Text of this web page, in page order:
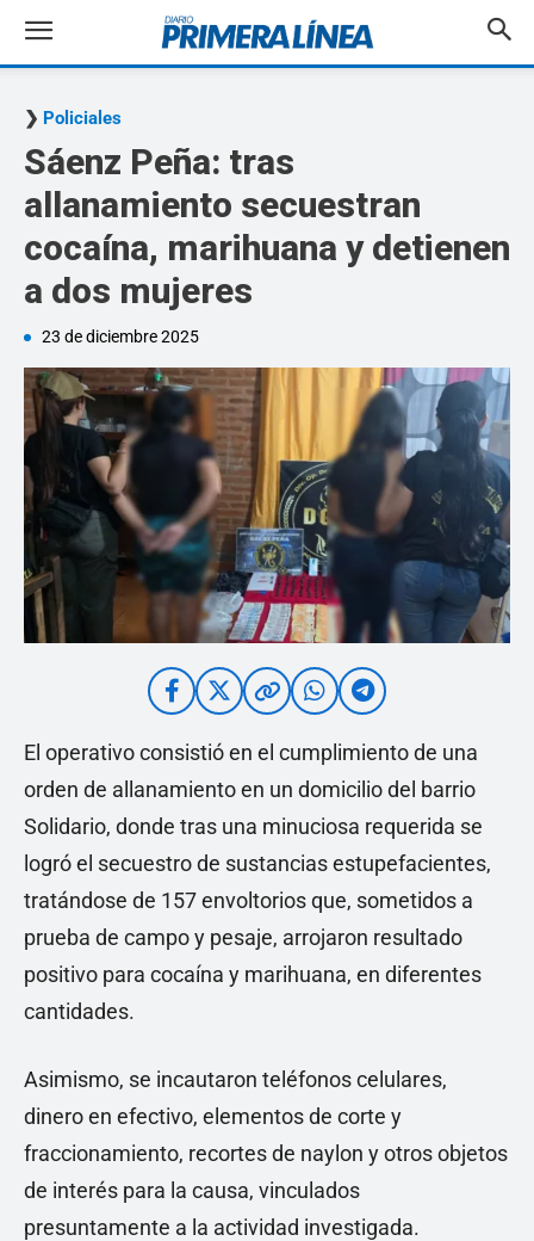
Policiales
Sáenz Peña: tras
allanamiento secuestran
cocaína, marihuana y detienen
a dos mujeres
23 de diciembre 2025
El operativo consistió en el cumplimiento de una
orden de allanamiento en un domicilio del barrio
Solidario, donde tras una minuciosa requerida se
logró el secuestro de sustancias estupefacientes,
tratándose de 157 envoltorios que, sometidos a
prueba de campo y pesaje, arrojaron resultado
positivo para cocaína y marihuana, en diferentes
cantidades.
Asimismo, se incautaron teléfonos celulares,
dinero en efectivo, elementos de corte y
fraccionamiento, recortes de naylon y otros objetos
de interés para la causa, vinculados
presuntamente a la actividad investigada.